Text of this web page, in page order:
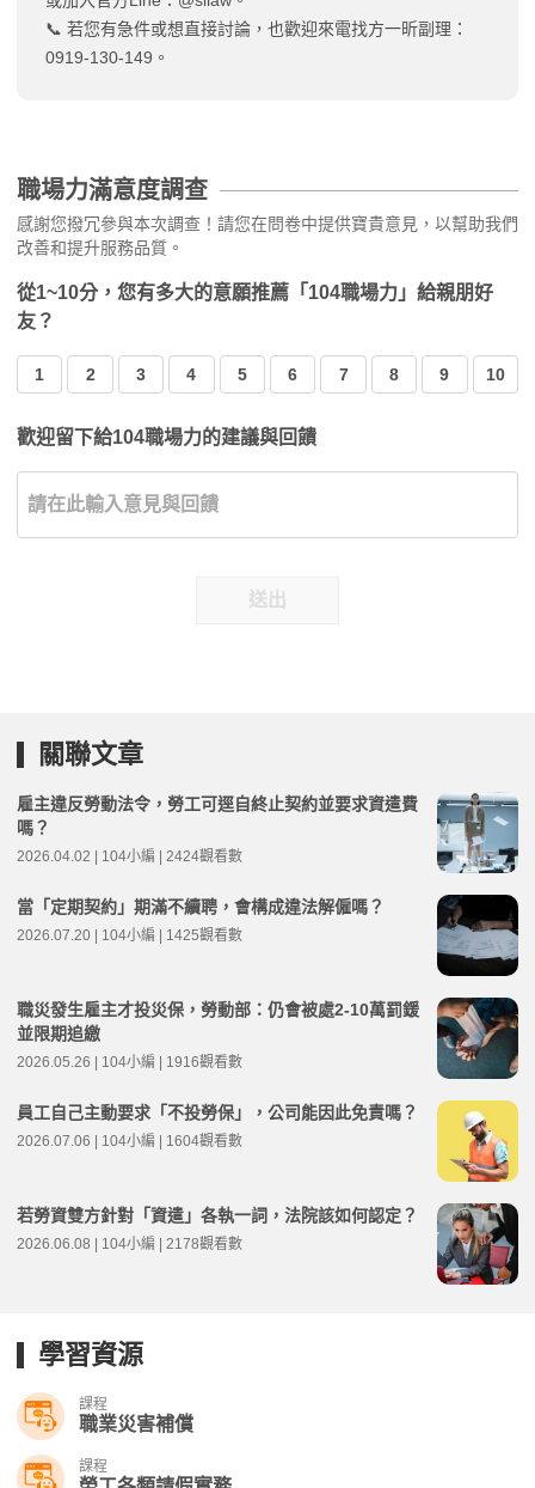
📞 若您有急件或想直接討論，也歡迎來電找方一昕副理：
0919-130-149。
職場力滿意度調查
感謝您撥冗參與本次調查！請您在問卷中提供寶貴意見，以幫助我們
改善和提升服務品質。
從1~10分，您有多大的意願推薦「104職場力」給親朋好
友？
1 2 3 4 5 6 7 8 9 10
歡迎留下給104職場力的建議與回饋
送出
關聯文章
雇主違反勞動法令，勞工可逕自終止契約並要求資遣費
嗎？
2026.04.02 | 104小編 | 2424觀看數
當「定期契約」期滿不續聘，會構成違法解僱嗎？
2026.07.20 | 104小編 | 1425觀看數
職災發生雇主才投災保，勞動部：仍會被處2-10萬罰鍰
並限期追繳
2026.05.26 | 104小編 | 1916觀看數
員工自己主動要求「不投勞保」，公司能因此免責嗎？
2026.07.06 | 104小編 | 1604觀看數
若勞資雙方針對「資遣」各執一詞，法院該如何認定？
2026.06.08 | 104小編 | 2178觀看數
學習資源
課程
職業災害補償
課程